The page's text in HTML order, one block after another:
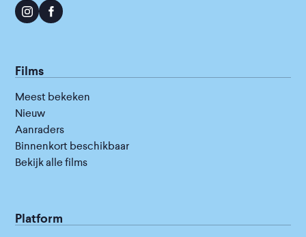
Films
Meest bekeken
Nieuw
Aanraders
Binnenkort beschikbaar
Bekijk alle films
Platform